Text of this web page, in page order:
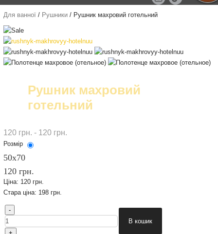
Для ванної/ Рушники / Рушник махровий готельний
Рушник махровий
готельний
120 грн. - 120 грн.
Розмір
50х70
120 грн.
Ціна: 120 грн.
Стара ціна: 198 грн.